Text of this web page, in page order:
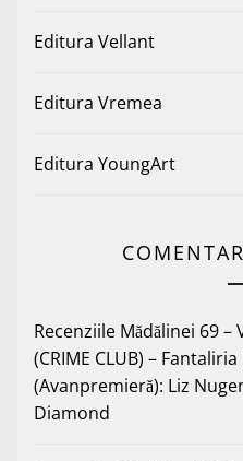
Editura Vellant
Editura Vremea
Editura YoungArt
Recenziile Mădălinei 69 –
(CRIME CLUB) – Fantaliria
(Avanpremieră): Liz
Diamond